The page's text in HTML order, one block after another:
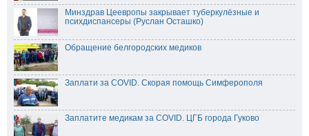
Минздрав Цеевропы закрывает туберкулёзные и
психдиспансеры (Руслан Осташко)
Обращение белгородских медиков
Заплати за COVID. Скорая помощь Симферополя
Заплатите медикам за COVID. ЦГБ города Гуково